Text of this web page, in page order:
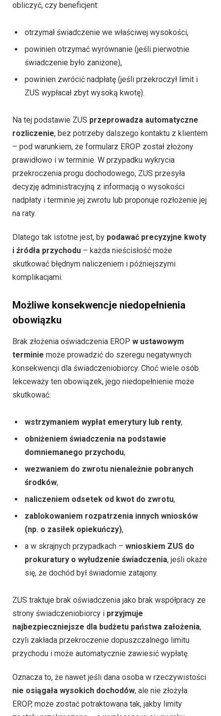
obliczyć, czy beneficjent:
otrzymał świadczenie we właściwej wysokości,
powinien otrzymać wyrównanie (jeśli pierwotnie
świadczenie było zaniżone),
powinien zwrócić nadpłatę (jeśli przekroczył limit i
ZUS wypłacał zbyt wysoką kwotę).
Na tej podstawie ZUS przeprowadza automatyczne
rozliczenie, bez potrzeby dalszego kontaktu z klientem
– pod warunkiem, że formularz EROP został złożony
prawidłowo i w terminie. W przypadku wykrycia
przekroczenia progu dochodowego, ZUS przesyła
decyzję administracyjną z informacją o wysokości
nadpłaty i terminie jej zwrotu lub proponuje rozłożenie jej
na raty.
Dlatego tak istotne jest, by podawać precyzyjne kwoty
i źródła przychodu – każda nieścisłość może
skutkować błędnym naliczeniem i późniejszymi
komplikacjami.
Możliwe konsekwencje niedopełnienia
obowiązku
Brak złożenia oświadczenia EROP w ustawowym
terminie może prowadzić do szeregu negatywnych
konsekwencji dla świadczeniobiorcy. Choć wiele osób
lekceważy ten obowiązek, jego niedopełnienie może
skutkować:
wstrzymaniem wypłat emerytury lub renty,
obniżeniem świadczenia na podstawie
domniemanego przychodu,
wezwaniem do zwrotu nienależnie pobranych
środków,
naliczeniem odsetek od kwot do zwrotu,
zablokowaniem rozpatrzenia innych wniosków
(np. o zasiłek opiekuńczy),
a w skrajnych przypadkach – wnioskiem ZUS do
prokuratury o wyłudzenie świadczenia, jeśli okaże
się, że dochód był świadomie zatajony.
ZUS traktuje brak oświadczenia jako brak współpracy ze
strony świadczeniobiorcy i przyjmuje
najbezpieczniejsze dla budżetu państwa założenia,
czyli zakłada przekroczenie dopuszczalnego limitu
przychodu i może automatycznie zawiesić wypłatę.
Oznacza to, że nawet jeśli dana osoba w rzeczywistości
nie osiągała wysokich dochodów, ale nie złożyła
EROP, może zostać potraktowana tak, jakby limity